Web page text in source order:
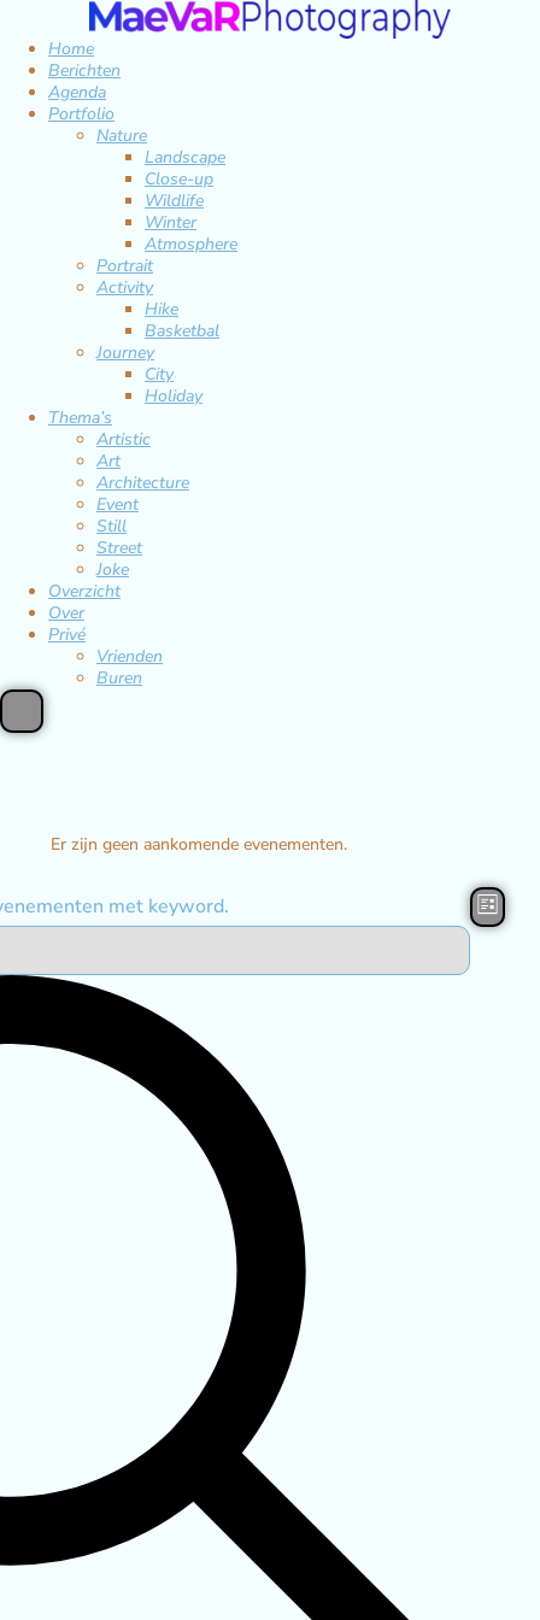
Home
Berichten
Agenda
Portfolio
Nature
Landscape
Close-up
Wildlife
Winter
Atmosphere
Portrait
Activity
Hike
Basketbal
Journey
City
Holiday
Thema’s
Artistic
Art
Architecture
Event
Still
Street
Joke
Overzicht
Over
Privé
Vrienden
Buren
Er zijn geen aankomende evenementen.
met keyword. Lijst